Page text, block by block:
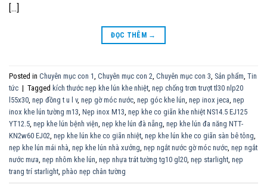
[…]
ĐỌC THÊM →
Posted in Chuyên mục con 1 Chuyên mục con 2 Chuyên mục con 3 Sản phẩm Tin
tức | Tagged kích thước nẹp khe lún khe nhiệt nẹp chống trơn trượt tl30 nlp20
l55x30 nẹp đồng t u l v, nẹp gờ móc nước nẹp góc khe lún nẹp inox jeca nẹp
inox khe lún tường m13 Nẹp inox M13 nẹp khe co giãn khe nhiệt NS14.5 EJ125
YT12.5 nẹp khe lún bệnh viện nẹp khe lún đà nẵng nẹp khe lún đa năng NTT-
KN2w60 EJ02 nẹp khe lún khe co giãn nhiệt nẹp khe lún khe co giãn sàn bê tông
nẹp khe lún mái nhà nẹp khe lún nhà xưởng nẹp ngắt nước gờ móc nước nẹp ngắt
nước mưa nẹp nhôm khe lún nẹp nhựa trát tường tg10 gl20 nẹp starlight nẹp
trang trí starlight phào nẹp chân tường